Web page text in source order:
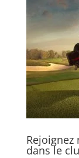
Rejoignez
dans le